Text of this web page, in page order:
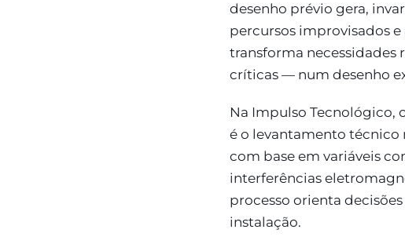
desenho prévio gera,
percursos improvisados
transforma necessidades
críticas — num desenho
Na Impulso Tecnológico,
é o levantamento técnico
com base em variáveis
interferências
processo orienta
instalação.